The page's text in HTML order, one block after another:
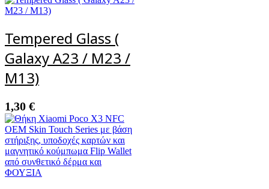
Tempered Glass (
Galaxy A23 / M23 /
M13)
1,30 €